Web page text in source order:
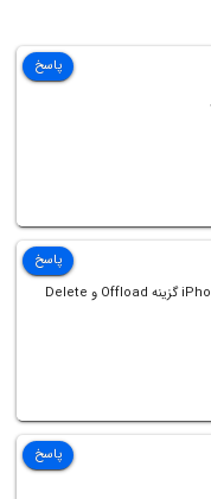
پاسخ
چرا تو قسمت iPhone Storage گزینه Offload و Delete
پاسخ
پاسخ